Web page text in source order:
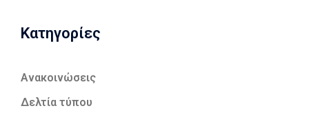
Kατηγορίες
Ανακοινώσεις
Δελτία τύπου